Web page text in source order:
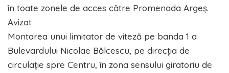
în toate zonele de acces către Promenada Argeș.
Avizat
Montarea unui limitator de viteză pe banda 1 a
Bulevardului Nicolae Bălcescu, pe direcția de
circulație spre Centru, în zona sensului giratoriu de